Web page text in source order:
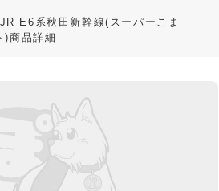
E6系秋田新幹線(スーパーこま
)商品詳細